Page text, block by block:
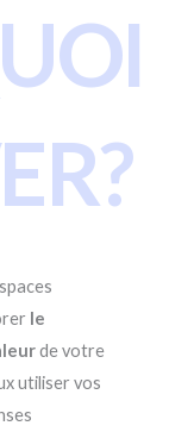
le
de votre
utiliser vos